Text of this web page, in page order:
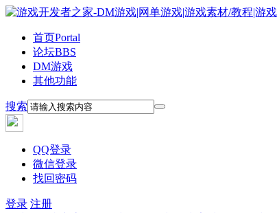
首页Portal
论坛BBS
DM游戏
其他功能
搜索
QQ登录
微信登录
找回密码
登录 注册